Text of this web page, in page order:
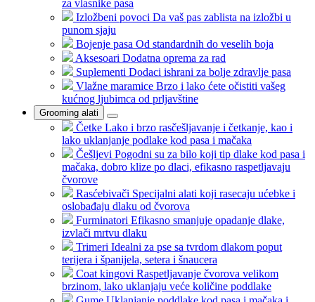
za vlasnike pasa
Izložbeni povoci Da vaš pas zablista na izložbi u
punom sjaju
Bojenje pasa Od standardnih do veselih boja
Aksesoari Dodatna oprema za rad
Suplementi Dodaci ishrani za bolje zdravlje pasa
Vlažne maramice Brzo i lako ćete očistiti vašeg
kućnog ljubimca od prljavštine
Grooming alati
Četke Lako i brzo rasčešljavanje i četkanje, kao i
lako uklanjanje podlake kod pasa i mačaka
Češljevi Pogodni su za bilo koji tip dlake kod pasa i
mačaka, dobro klize po dlaci, efikasno raspetljavaju
čvorove
Rasćebivači Specijalni alati koji rasecaju ućebke i
oslobađaju dlaku od čvorova
Furminatori Efikasno smanjuje opadanje dlake,
izvlači mrtvu dlaku
Trimeri Idealni za pse sa tvrdom dlakom poput
terijera i španijela, setera i šnaucera
Coat kingovi Raspetljavanje čvorova velikom
brzinom, lako uklanjaju veće količine poddlake